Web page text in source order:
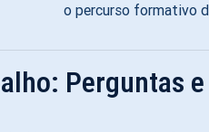
o percurso formativo
Perguntas